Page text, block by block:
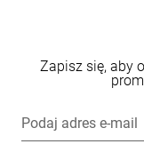
Zapisz się, aby
Podaj adres e-mail